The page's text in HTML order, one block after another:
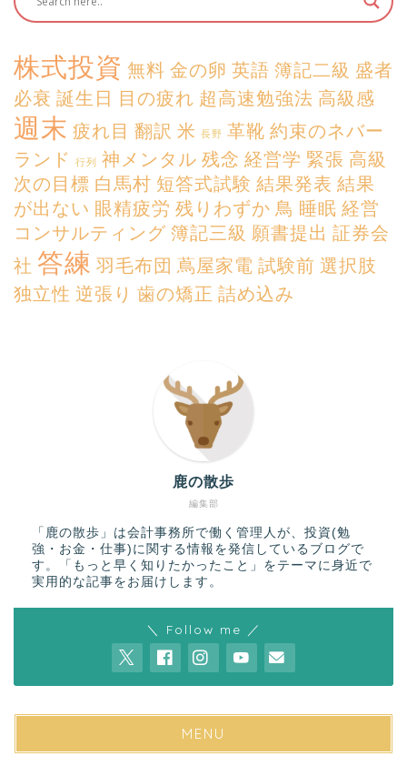
株式投資 無料 金の卵 英語 簿記二級 盛者
必衰 誕生日 目の疲れ 超高速勉強法 高級感
週末 疲れ目 翻訳 米 長野 革靴 約束のネバー
ランド
行列 神メンタル 残念 経営学 緊張 高級
次の目標 白馬村 短答式試験 結果発表 結果
が出ない 眼精疲労 残りわずか 鳥 睡眠 経営
コンサルティング 簿記三級 願書提出 証券会
社 答練 羽毛布団 蔦屋家電 試験前 選択肢
独立性 逆張り 歯の矯正 詰め込み
編集部
鹿の散歩
「鹿の散歩」は会計事務所で働く管理人が、投資(勉
強・お金・仕事)に関する情報を発信しているブログで
す。「もっと早く知りたかったこと」をテーマに身近で
実用的な記事をお届けします。
＼ Follow me ／
MENU